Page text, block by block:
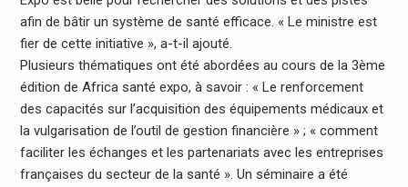
afin de bâtir un système de santé efficace. « Le ministre est
fier de cette initiative », a-t-il ajouté.
Plusieurs thématiques ont été abordées au cours de la 3ème
édition de Africa santé expo, à savoir : « Le renforcement
des capacités sur l’acquisition des équipements médicaux et
la vulgarisation de l’outil de gestion financière » ; « comment
faciliter les échanges et les partenariats avec les entreprises
françaises du secteur de la santé ». Un séminaire a été